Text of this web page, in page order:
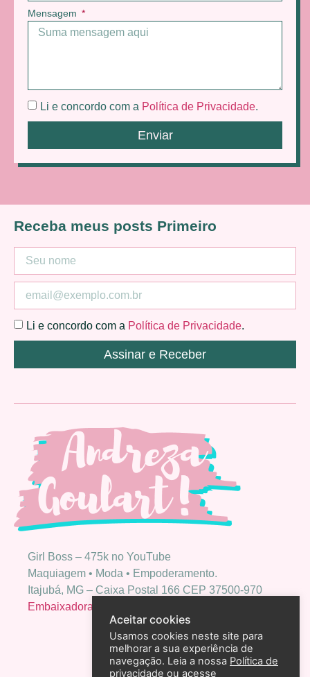
Mensagem
Li e concordo com a Política de Privacidade.
Enviar
Girl Boss – 475k no YouTube
Maquiagem • Moda • Empoderamento.
Itajubá, MG – Caixa Postal 166 CEP 37500-970
Embaixadora Bio Extratus
Receba meus posts Primeiro
Li e concordo com a Política de Privacidade.
Assinar e Receber
Aceitar cookies
Usamos cookies neste site para
melhorar a sua experiência de
navegação. Leia a nossa Política de
privacidade ou acesse